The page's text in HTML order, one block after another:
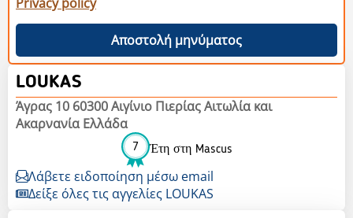
Αποστολή μηνύματος
LOUKAS
Άγρας 10 60300 Αιγίνιο Πιερίας Αιτωλία και
Ακαρνανία Ελλάδα
7 Έτη στη Mascus
Λάβετε ειδοποίηση μέσω email
Δείξε όλες τις αγγελίες LOUKAS